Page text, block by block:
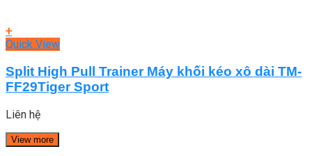
+
Quick View
Split High Pull Trainer Máy khối kéo xô dài TM-
FF29Tiger Sport
Liên hệ
View more